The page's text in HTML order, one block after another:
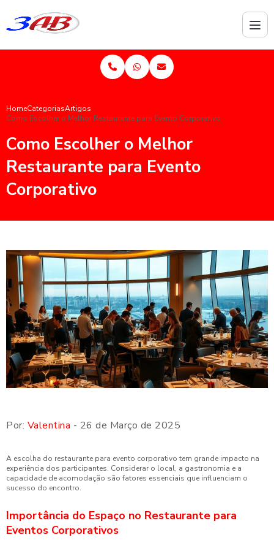
HomeCategoriasArtigos
Como Escolher o Melhor Restaurante para Evento Corporativo
Como Escolher o Melhor
Restaurante para Evento
Corporativo
Por: Valentina - 26 de Março de 2025
A escolha do restaurante para evento corporativo tem grande impacto na
experiência dos participantes. Considerar o local, a gastronomia e a
capacidade de acomodação são fatores essenciais que influenciam o
sucesso do encontro.
Importância do Espaço no Restaurante para
Eventos Corporativos